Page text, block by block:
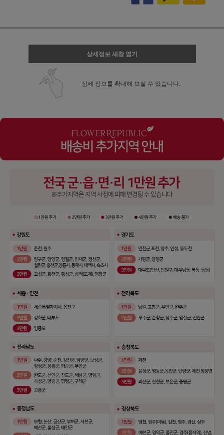
상세정보 새창 열기
상세 정보를 확대해 보실 수 있습니다.